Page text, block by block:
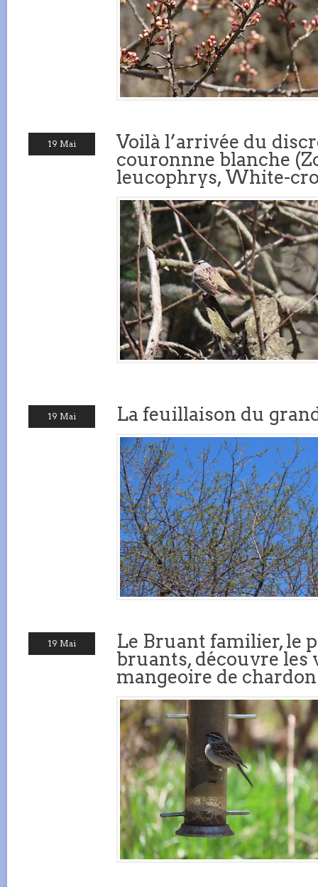
19 Mai
Voilà l’arrivée du
couronnne blanche
leucophrys, White-
19 Mai La feuillaison du
19 Mai
Le Bruant familier, le
bruants, découvre les
mangeoire de chardon